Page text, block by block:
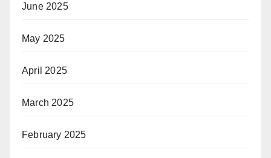
June 2025
May 2025
April 2025
March 2025
February 2025